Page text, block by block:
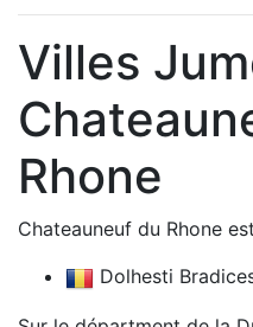
Villes
Rhone
Chateauneuf du Rhone
Dolhesti